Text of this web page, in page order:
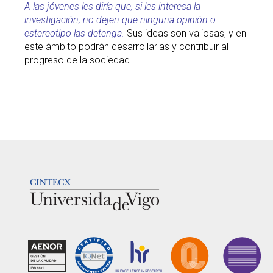
A las jóvenes les diría que, si les interesa la
investigación, no dejen que ninguna opinión o
estereotipo las detenga. Sus ideas son valiosas, y en
este ámbito podrán desarrollarlas y contribuir al
progreso de la sociedad.